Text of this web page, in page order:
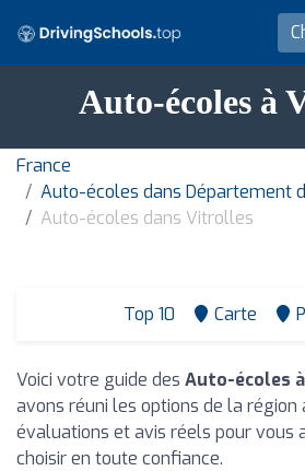
Auto-écoles à
France
Auto-écoles dans Département
Auto-écoles dans Vitrolles
Top 10 Carte
Voici votre guide des Auto-écoles
avons réuni les options de la région
évaluations et avis réels pour vous
choisir en toute confiance.